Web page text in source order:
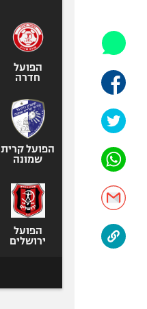
הפועל
חדרה
הפועל קרית
שמונה
הפועל
ירושלים